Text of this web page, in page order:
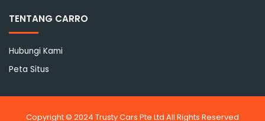
TENTANG CARRO
Hubungi Kami
Peta Situs
Copyright © 2024 Trusty Cars Pte Ltd All Rights Reserved